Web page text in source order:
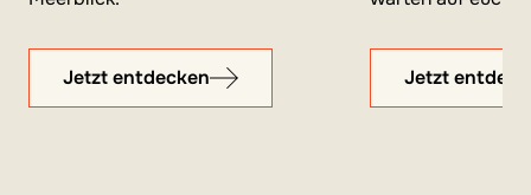
Jetzt entdecken Jetzt